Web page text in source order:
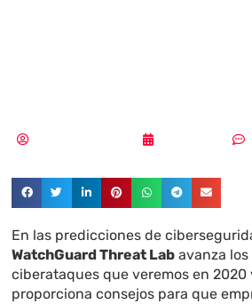
En las predicciones de
WatchGuard Threat Lab avanza
ciberataques que veremos en 2020
proporciona consejos para que